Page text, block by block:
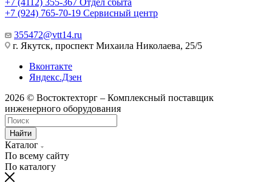
+7 (924) 765-70-19 Сервисный центр
355472@vtt14.ru
г. Якутск, проспект Михаила Николаева, 25/5
Вконтакте
Яндекс.Дзен
2026 © Востоктехторг – Комплексный поставщик
инженерного оборудования
Найти
Каталог
По всему сайту
По каталогу